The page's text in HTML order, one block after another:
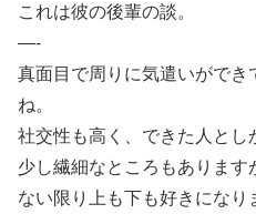
これは彼の後輩の談。
—-
真面目で周りに気遣いができ
ね。
社交性も高く、できた人とし
少し繊細なところもありま
ない限り上も下も好きになり